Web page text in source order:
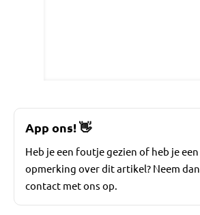
App ons!👋
Heb je een foutje gezien of heb je een
opmerking over dit artikel? Neem dan
contact met ons op.